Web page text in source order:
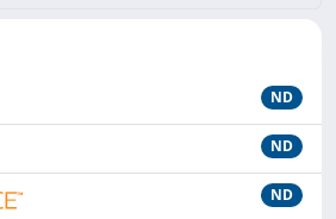
ND
ND
ND